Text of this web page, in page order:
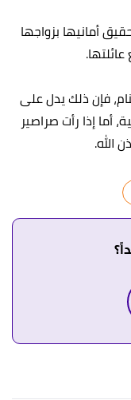
أمانيها بزواجها
فإن ذلك يدل على
أما إذا رأت صراصير
الله.